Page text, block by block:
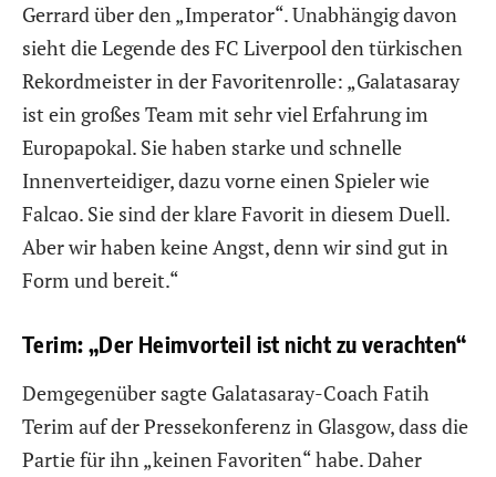
Gerrard über den „Imperator“. Unabhängig davon
sieht die Legende des FC Liverpool den türkischen
Rekordmeister in der Favoritenrolle: „Galatasaray
ist ein großes Team mit sehr viel Erfahrung im
Europapokal. Sie haben starke und schnelle
Innenverteidiger, dazu vorne einen Spieler wie
Falcao. Sie sind der klare Favorit in diesem Duell.
Aber wir haben keine Angst, denn wir sind gut in
Form und bereit.“
Terim: „Der Heimvorteil ist nicht zu verachten“
Demgegenüber sagte Galatasaray-Coach Fatih
Terim auf der Pressekonferenz in Glasgow, dass die
Partie für ihn „keinen Favoriten“ habe. Daher